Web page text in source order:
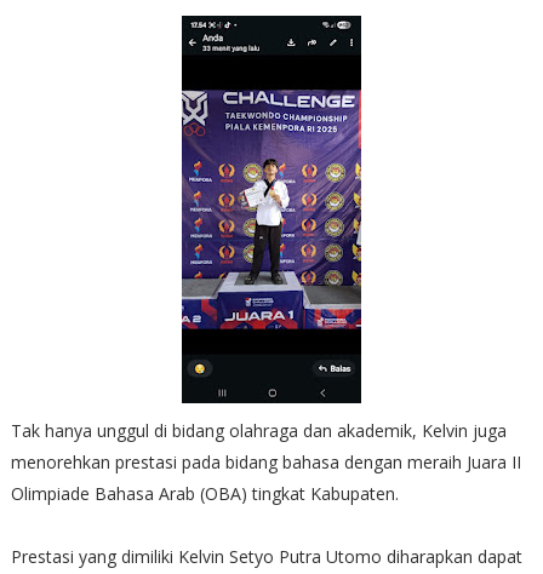
Tak hanya unggul di bidang olahraga dan akademik, Kelvin juga
menorehkan prestasi pada bidang bahasa dengan meraih Juara II
Olimpiade Bahasa Arab (OBA) tingkat Kabupaten.
Prestasi yang dimiliki Kelvin Setyo Putra Utomo diharapkan dapat